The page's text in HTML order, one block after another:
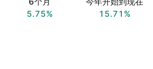
5.75%
15.71%